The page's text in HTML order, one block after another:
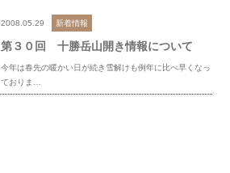
2008.05.29 新着情報
第３０回 十勝岳山開き情報について
今年は春先の暖かい日が続き雪解けも例年に比べ早くなっ
ておりま…